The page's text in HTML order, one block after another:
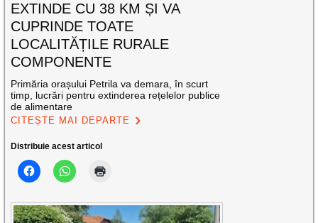
EXTINDE CU 38 KM ȘI VA
CUPRINDE TOATE
LOCALITĂȚILE RURALE
COMPONENTE
Primăria orașului Petrila va demara, în scurt
timp, lucrări pentru extinderea rețelelor publice
de alimentare
CITEȘTE MAI DEPARTE
Distribuie acest articol